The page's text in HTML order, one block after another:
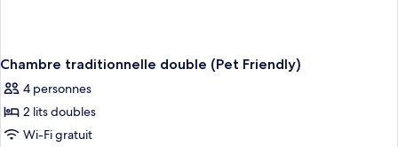
Chambre traditionnelle double (Pet Friendly)
4 personnes
2 lits doubles
Wi-Fi gratuit